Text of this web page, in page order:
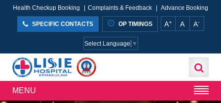
Health Checkup Booking Complaints & Feedback Advance Booking
SPECIFIC CONTACTS OP TIMINGS A+ A A-
Select Language ▼
MENU